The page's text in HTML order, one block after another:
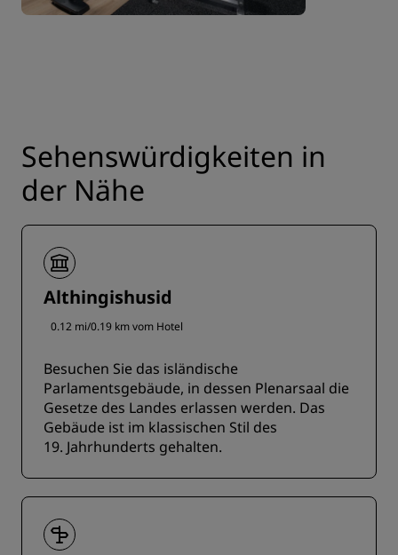
Sehenswürdigkeiten in
der Nähe
Althingishusid
0.12 mi/0.19 km vom Hotel
Besuchen Sie das isländische
Parlamentsgebäude, in dessen Plenarsaal die
Gesetze des Landes erlassen werden. Das
Gebäude ist im klassischen Stil des
19. Jahrhunderts gehalten.